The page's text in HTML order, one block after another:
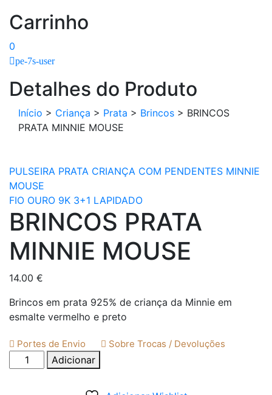
Carrinho
0
pe-7s-user
Detalhes do Produto
Início > Criança > Prata > Brincos > BRINCOS
PRATA MINNIE MOUSE
PULSEIRA PRATA CRIANÇA COM PENDENTES MINNIE
MOUSE
FIO OURO 9K 3+1 LAPIDADO
BRINCOS PRATA
MINNIE MOUSE
14.00 €
Brincos em prata 925% de criança da Minnie em
esmalte vermelho e preto
Portes de Envio Sobre Trocas / Devoluções
Quantidade
de
Adicionar